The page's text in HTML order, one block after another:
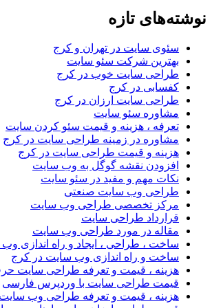
نوشته‌های تازه
سئوی سایت در تهران و کرج
بهترین شرکت سئو سایت
طراحی سایت خوب در کرج
کفسابی در کرج
طراحی سایت ارزان در کرج
مشاوره سئو سایت
تعرفه ، هزینه و قیمت سئو کردن سایت
مشاوره در زمینه طراحی سایت در کرج
هزینه و قیمت طراحی سایت در کرج
افزودن نقشه گوگل به وب سایت
نکات مهم و مفید در سئو سایت
طراحی وب سایت صنعتی
مرکز تخصصی طراحی وب سایت
قرارداد طراحی سایت
مقاله در مورد طراحی وب سایت
ساخت ، طراحی ، ایجاد و راه اندازی
ساخت و راه اندازی وب سایت در کرج
هزینه ، قیمت و تعرفه طراحی سایت
قیمت طراحی سایت با وردپرس فارسی
هزینه ، قیمت و تعرفه طراحی وب